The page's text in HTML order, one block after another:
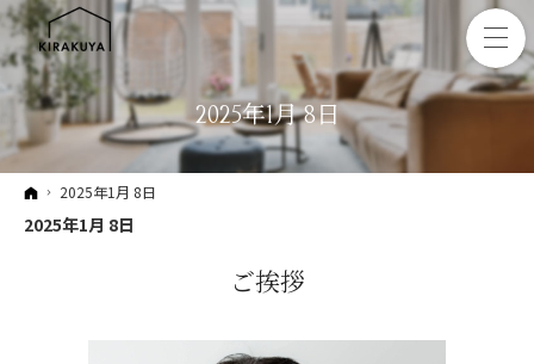
2025年1月 8日
ホーム
2025年1月 8日
2025年1月 8日
ご挨拶